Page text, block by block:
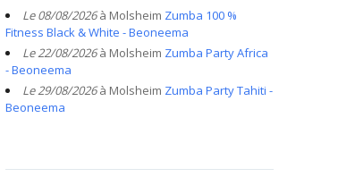
Le 08/08/2026à Molsheim Zumba 100 %
Fitness Black & White - Beoneema
Le 22/08/2026à Molsheim Zumba Party Africa
- Beoneema
Le 29/08/2026à Molsheim Zumba Party Tahiti -
Beoneema